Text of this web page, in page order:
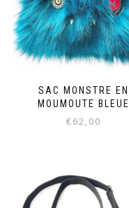
SAC MONSTRE EN
MOUMOUTE BLEUE
€62,00